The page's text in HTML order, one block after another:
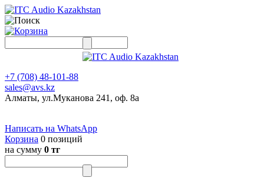
+7 (708) 48-101-88
sales@avs.kz
Алматы, ул.Муканова 241, оф. 8а
Написать на WhatsApp
Корзина 0 позиций
на сумму 0 тг